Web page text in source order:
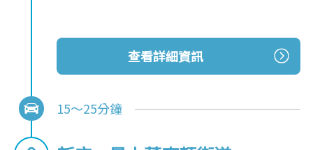
查看詳細資訊
15～25分鐘